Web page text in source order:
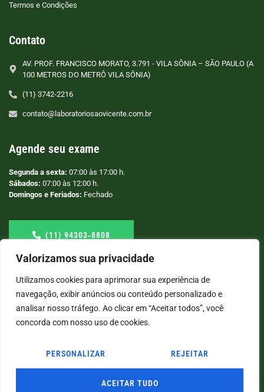
Valorizamos sua privacidade
Utilizamos cookies para aprimorar sua experiência de
navegação, exibir anúncios ou conteúdo personalizado e
analisar nosso tráfego. Ao clicar em “Aceitar todos”, você
concorda com nosso uso de cookies.
PERSONALIZAR REJEITAR
ACEITAR TUDO
Termos e Condições
Contato
AV. PROF. FRANCISCO MORATO, 3.791 - VILA SÔNIA – SÃO PAULO (A
100 METROS DO METRÔ VILA SÔNIA)
(11) 3742-2216
contato@laboratoriosaovicente.com.br
Agende seu exame
Segunda a sexta: 07:00 às 17:00 h.
Sábados: 07:00 às 12:00 h.
Domingos e Feriados: Fechado
(11) 94303‑8808
© COPYRIGHT2026→ LABORATÓRIO SÃO VICENTE → POR: CONEKI - SOLUÇÕES DIGITAIS |